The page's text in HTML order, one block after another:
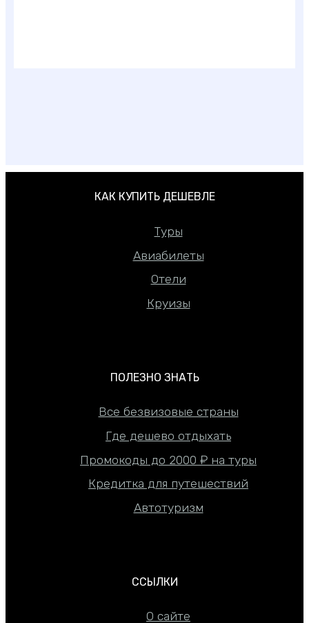
КАК КУПИТЬ ДЕШЕВЛЕ
Туры
Авиабилеты
Отели
Круизы
ПОЛЕЗНО ЗНАТЬ
Все безвизовые страны
Где дешево отдыхать
Промокоды до 2000 ₽ на туры
Кредитка для путешествий
Автотуризм
ССЫЛКИ
О сайте